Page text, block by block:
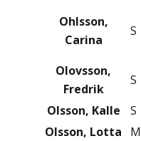
Ohlsson,
Carina
S
Olovsson,
Fredrik
S
Olsson, Kalle
S
Olsson, Lotta
M